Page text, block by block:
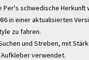
Per's schwedische Herkunft
in einer aktualisierten
zu fahren.
und Streben, mit
Aufkleber verwendet.